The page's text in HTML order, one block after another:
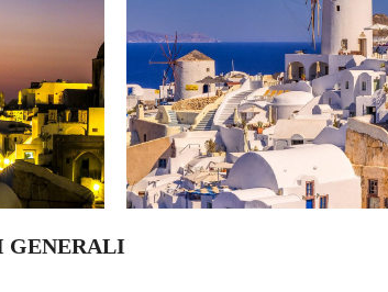
GENERALI